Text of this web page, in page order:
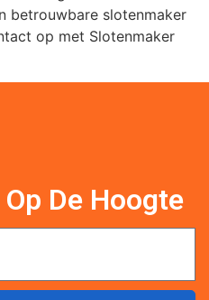
betrouwbare slotenmaker
op met Slotenmaker
De Hoogte